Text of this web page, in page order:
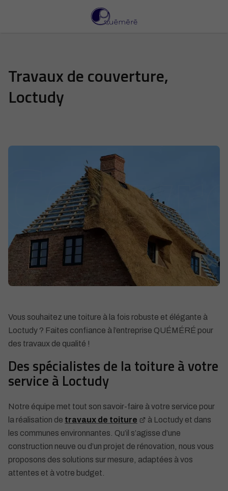
Travaux de couverture,
Loctudy
Vous souhaitez une toiture à la fois robuste et élégante à
Loctudy ? Faites confiance à l’entreprise QUÉMÉRÉ pour
des travaux de qualité !
Des spécialistes de la toiture à votre
service à Loctudy
Notre équipe met tout son savoir-faire à votre service pour
la réalisation de travaux de toiture
à Loctudy et dans
les communes environnantes. Qu’il s’agisse d’une
construction neuve ou d’un projet de rénovation, nous vous
proposons des solutions sur mesure, adaptées à vos
attentes et à votre budget.